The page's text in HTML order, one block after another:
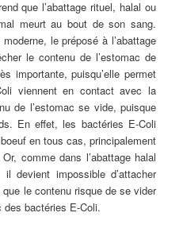
que l’abattage rituel, halal ou
meurt au bout de son sang.
le préposé à l’abattage
le contenu de l’estomac de
importante, puisqu’elle permet
viennent en contact avec la
de l’estomac se vide, puisque
En effet, les bactéries E-Coli
en tous cas, principalement
comme dans l’abattage halal
devient impossible d’attacher
le contenu risque de se vider
bactéries E-Coli.